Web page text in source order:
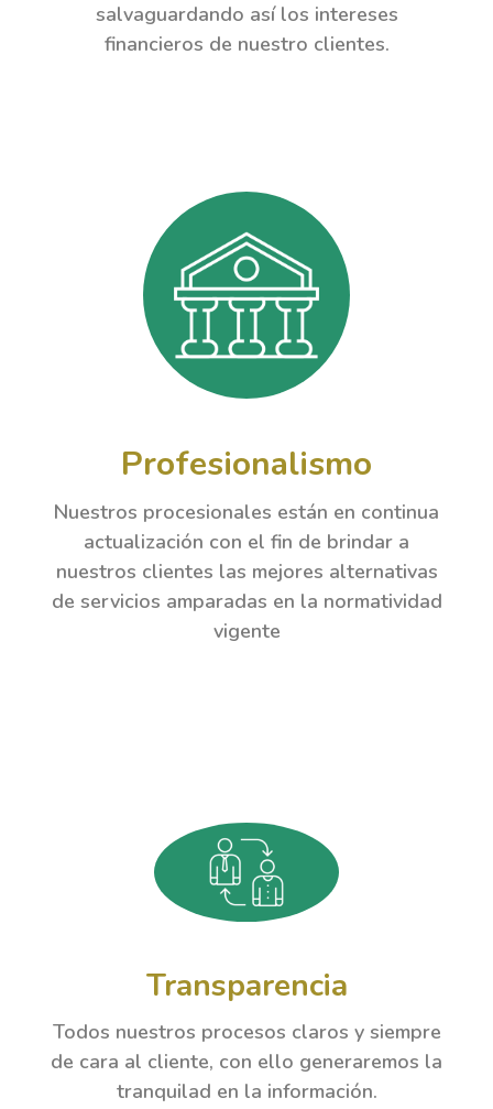
salvaguardando así los intereses
financieros de nuestro clientes.
Profesionalismo
Nuestros procesionales están en continua
actualización con el fin de brindar a
nuestros clientes las mejores alternativas
de servicios amparadas en la normatividad
vigente
Transparencia
Todos nuestros procesos claros y siempre
de cara al cliente, con ello generaremos la
tranquilad en la información.